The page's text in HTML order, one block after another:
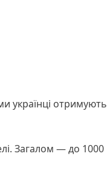
українці отримують
Загалом — до 1000